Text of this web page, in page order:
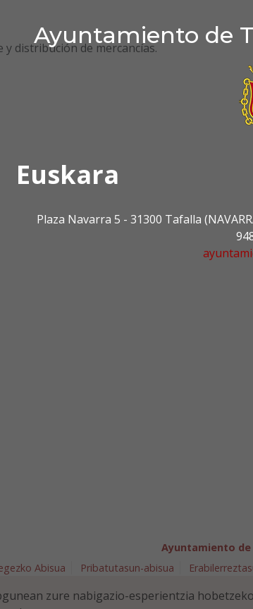
Ayuntamiento de
Euskara
Plaza Navarra 5 - 31300 Tafalla
distribución de mercancías.
Ayuntamiento
Abisua
Pribatutasun-abisua
zure nabigazio-esperientzia